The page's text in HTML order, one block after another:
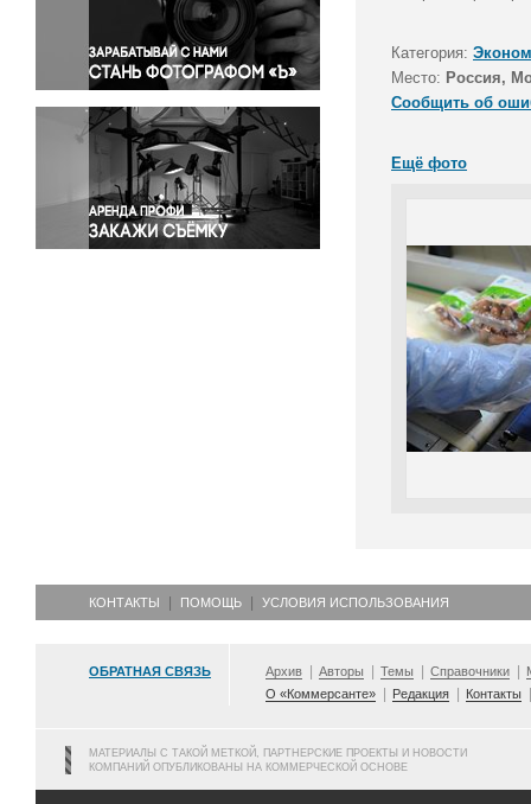
Правосудие
Происшествия и конфликты
Религия
Светская жизнь
Спорт
Экология
Экономика и бизнес
Категория:
Место: Россия,
Сообщить об
Ещё фото
КОНТАКТЫ ПОМОЩЬ УСЛОВИЯ ИСПОЛЬЗОВАНИЯ
ОБРАТНАЯ СВЯЗЬ Архив Авторы Темы Справочники
О «Коммерсанте»
Редакция Контакты
МАТЕРИАЛЫ С ТАКОЙ МЕТКОЙ, ПАРТНЕРСКИЕ ПРОЕКТЫ И НОВОСТИ
КОМПАНИЙ ОПУБЛИКОВАНЫ НА КОММЕРЧЕСКОЙ ОСНОВЕ